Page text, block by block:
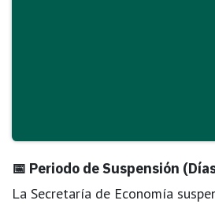
📅 Periodo de Suspensión
La Secretaría de Economía